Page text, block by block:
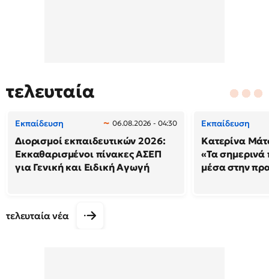
τελευταία
Εκπαίδευση 06.08.2026 - 04:30
Διορισμοί εκπαιδευτικών 2026:
Εκκαθαρισμένοι πίνακες ΑΣΕΠ
για Γενική και Ειδική Αγωγή
Εκπαίδευση
Κατερίνα
«Τα σημερινά
μέσα στην
τελευταία νέα